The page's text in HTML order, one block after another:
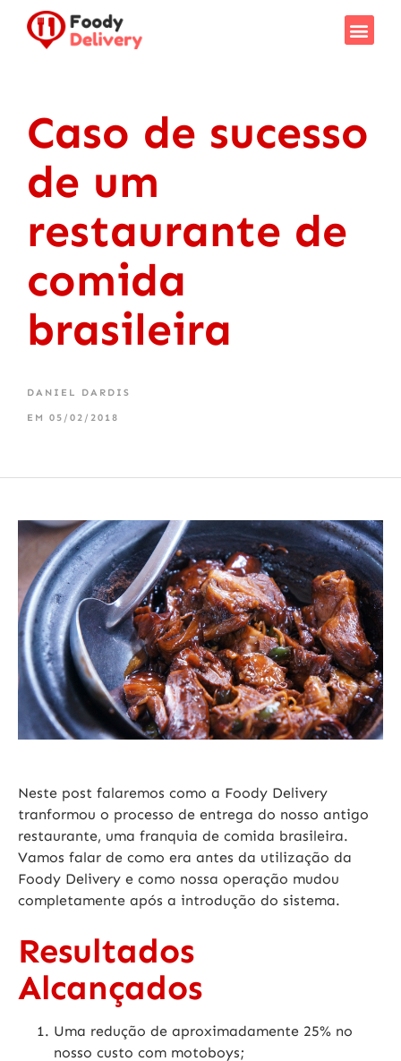
Caso de sucesso
de um
restaurante de
comida
brasileira
DANIEL DARDIS
EM 05/02/2018
Neste post falaremos como a Foody Delivery
tranformou o processo de entrega do nosso antigo
restaurante, uma franquia de comida brasileira.
Vamos falar de como era antes da utilização da
Foody Delivery e como nossa operação mudou
completamente após a introdução do sistema.
Resultados
Alcançados
Uma redução de aproximadamente 25% no
nosso custo com motoboys;